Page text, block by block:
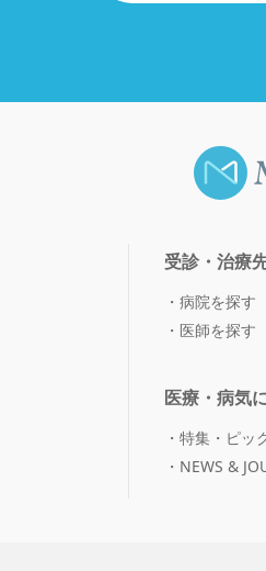
受診・治療
病院を探す
医師を探す
医療・病気
特集・ピッ
NEWS &